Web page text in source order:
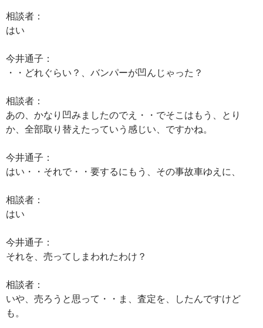
相談者：
はい
今井通子：
・・どれぐらい？、バンパーが凹んじゃった？
相談者：
あの、かなり凹みましたのでえ・・でそこはもう、とり
か、全部取り替えたっていう感じい、ですかね。
今井通子：
はい・・それで・・要するにもう、その事故車ゆえに、
相談者：
はい
今井通子：
それを、売ってしまわれたわけ？
相談者：
いや、売ろうと思って・・ま、査定を、したんですけど
も。